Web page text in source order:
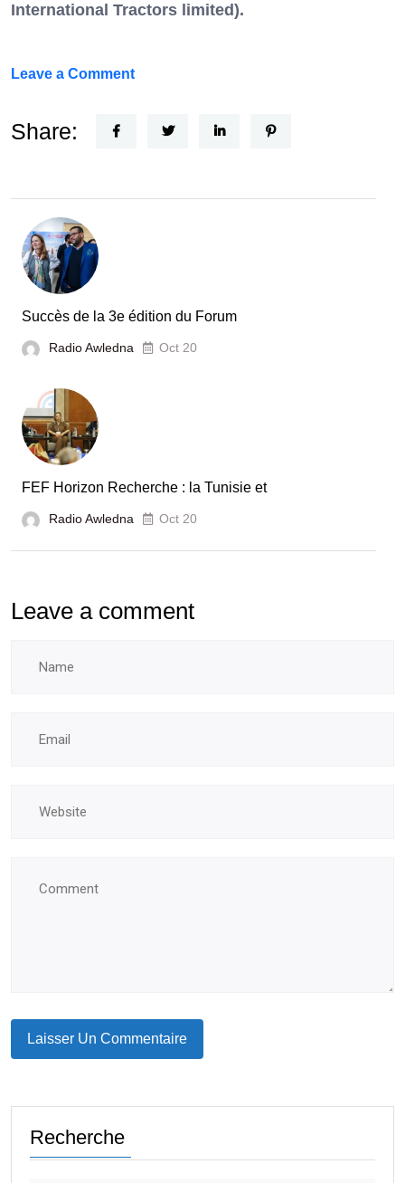
International Tractors limited).
Leave a Commenton
Nouvel
le
Tunisie
Share:
Succès de la 3e édition du Forum
Radio Awledna Oct 20
FEF Horizon Recherche : la Tunisie et
Radio Awledna Oct 20
Leave a comment
Recherche